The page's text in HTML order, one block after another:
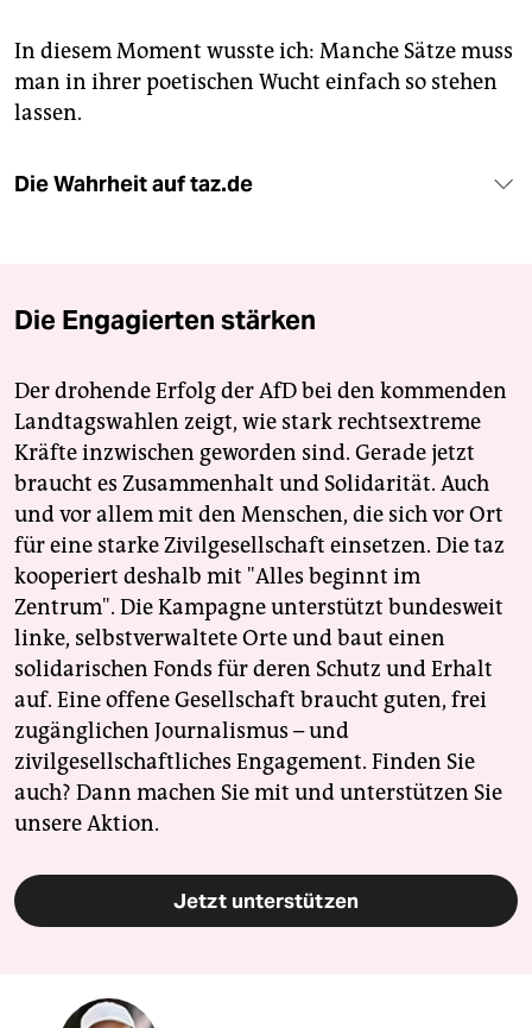
In diesem Moment wusste ich: Manche Sätze muss
man in ihrer poetischen Wucht einfach so stehen
lassen.
Die Wahrheit auf taz.de
Die Engagierten stärken
Der drohende Erfolg der AfD bei den kommenden
Landtagswahlen zeigt, wie stark rechtsextreme
Kräfte inzwischen geworden sind. Gerade jetzt
braucht es Zusammenhalt und Solidarität. Auch
und vor allem mit den Menschen, die sich vor Ort
für eine starke Zivilgesellschaft einsetzen. Die taz
kooperiert deshalb mit "Alles beginnt im
Zentrum". Die Kampagne unterstützt bundesweit
linke, selbstverwaltete Orte und baut einen
solidarischen Fonds für deren Schutz und Erhalt
auf. Eine offene Gesellschaft braucht guten, frei
zugänglichen Journalismus – und
zivilgesellschaftliches Engagement. Finden Sie
auch? Dann machen Sie mit und unterstützen Sie
unsere Aktion.
Jetzt unterstützen